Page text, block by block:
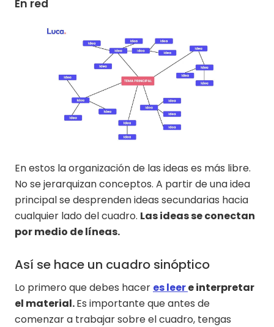
En red
En estos la organización de las ideas es más libre.
No se jerarquizan conceptos. A partir de una idea
principal se desprenden ideas secundarias hacia
cualquier lado del cuadro. Las ideas se conectan
por medio de líneas.
Así se hace un cuadro sinóptico
Lo primero que debes hacer es leere interpretar
el material.Es importante que antes de
comenzar a trabajar sobre el cuadro, tengas